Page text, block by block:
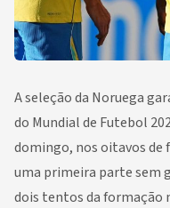
A seleção da Noruega
do Mundial de Futebol
domingo, nos oitavos
uma primeira parte sem
dois tentos da formação